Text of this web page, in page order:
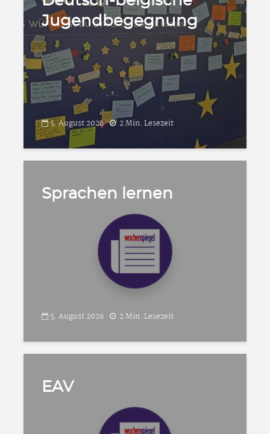
Jugendbegegnung
5. August 2026 2 Min. Lesezeit
Sprachen lernen
5. August 2026 2 Min. Lesezeit
EAV